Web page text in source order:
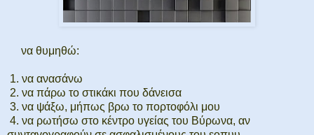
να θυμηθώ:
1. να ανασάνω
2. να πάρω το στικάκι που δάνεισα
3. να ψάξω, μήπως βρω το πορτοφόλι μου
4. να ρωτήσω στο κέντρο υγείας του Βύρωνα, αν